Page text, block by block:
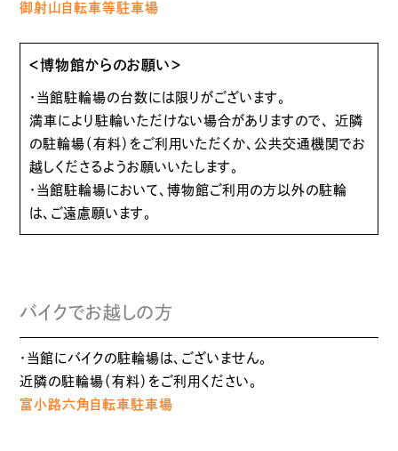
御射山自転車等駐車場
＜博物館からのお願い＞
・当館駐輪場の台数には限りがございます。
満車により駐輪いただけない場合がありますので、 近隣
の駐輪場（有料）をご利用いただくか、公共交通機関でお
越しくださるようお願いいたします。
・当館駐輪場において、博物館ご利用の方以外の駐輪
は、ご遠慮願います。
バイクでお越しの方
・当館にバイクの駐輪場は、ございません。
近隣の駐輪場（有料）をご利用ください。
富小路六角自転車駐車場